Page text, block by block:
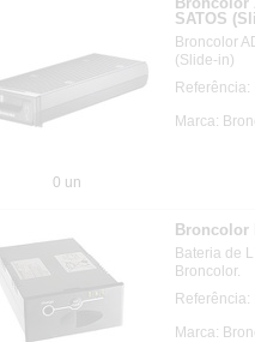
0 un
SATOS
Broncolor
(Slide-in)
Marca:
Broncolor
Bateria de
Broncolor.
Marca: